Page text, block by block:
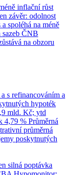
inflační růst
závěr: odolnost
spoléhá na méně
sazeb ČNB
na obzoru
s refinancováním a
hypoték
mld. Kč; ytd
4,79 % Průměrná
průměrná
poskytnutých
silná poptávka